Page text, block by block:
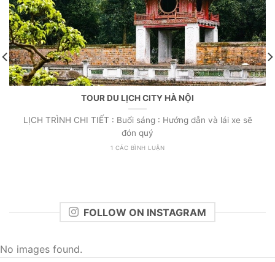
TOUR DU LỊCH CITY HÀ NỘI
LỊCH TRÌNH CHI TIẾT : Buổi sáng : Hướng dẫn và lái xe sẽ
đón quý
1 CÁC BÌNH LUẬN
FOLLOW ON INSTAGRAM
No images found.